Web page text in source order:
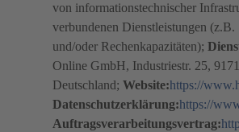
von informationstechnischer
verbundenen Dienstleistungen (z.B.
und/oder Rechenkapazitäten);
Online GmbH, Industriestr. 25,
Deutschland; Website:https://
Datenschutzerklärung:https://
Auftragsverarbeitungsvertrag: